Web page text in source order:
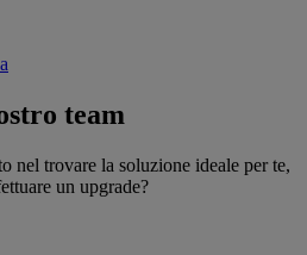
team
nel trovare la soluzione ideale per te,
un upgrade?